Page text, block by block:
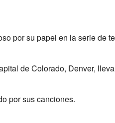
por su papel en la serie de
de Colorado, Denver,
por sus canciones.